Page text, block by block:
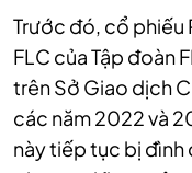
Trước đó, cổ phiếu
FLC của Tập đoàn
trên Sở Giao dịch
các năm 2022 và
này tiếp tục bị đình